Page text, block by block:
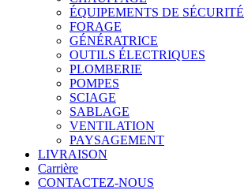
ÉQUIPEMENTS DE SÉCURITÉ
FORAGE
GÉNÉRATRICE
OUTILS ÉLECTRIQUES
PLOMBERIE
POMPES
SCIAGE
SABLAGE
VENTILATION
PAYSAGEMENT
LIVRAISON
Carrière
CONTACTEZ-NOUS